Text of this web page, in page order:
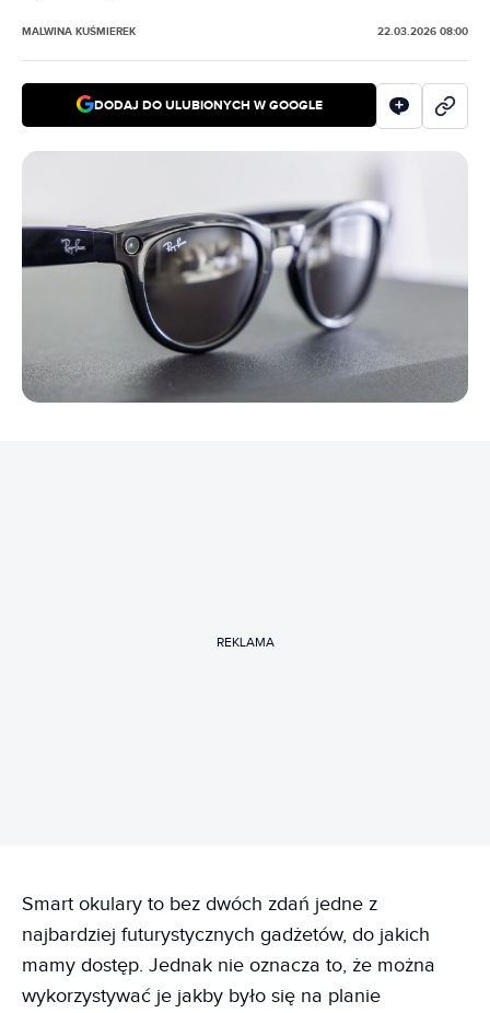
MALWINA KUŚMIEREK 22.03.2026 08:00
DODAJ DO ULUBIONYCH W GOOGLE
REKLAMA
Smart okulary to bez dwóch zdań jedne z
najbardziej futurystycznych gadżetów, do jakich
mamy dostęp. Jednak nie oznacza to, że można
wykorzystywać je jakby było się na planie